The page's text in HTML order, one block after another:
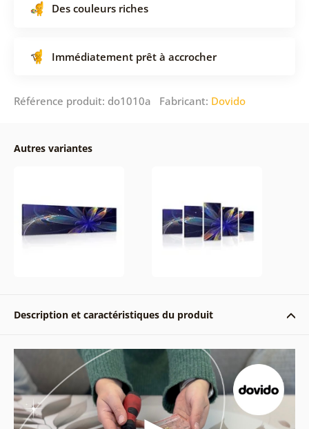
Des couleurs riches
Immédiatement prêt à accrocher
Référence produit: do1010a Fabricant: Dovido
Autres variantes
Description et caractéristiques du produit